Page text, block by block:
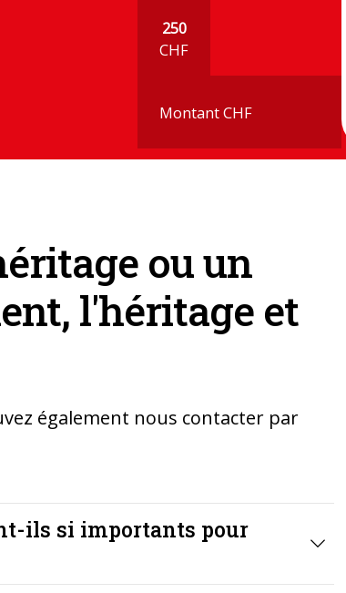
250
CHF
ou un
l'héritage et
également nous contacter par
ils si importants pour